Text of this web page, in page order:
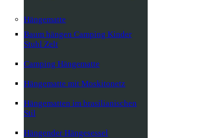
Hängematte
Baum hängen Camping Kinder
Stuhl Zelt
Camping Hängematte
Hängematte mit Moskitonetz
Hängematten im brasilianischen
Stil
Hängender Hängesessel